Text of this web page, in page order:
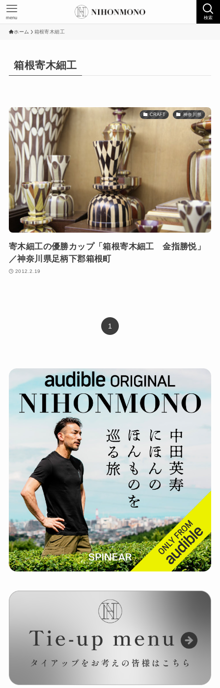
検索
menu
ホーム 箱根寄木細工
箱根寄木細工
CRAFT 神奈川県
寄木細工の優勝カップ「箱根寄木細工 金指勝悦」
／神奈川県足柄下郡箱根町
2012.2.19
1